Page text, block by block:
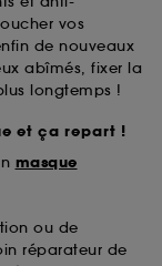
vos
de nouveaux
abîmés, fixer la
longtemps !
et ça repart !
masque
ou de
réparateur de